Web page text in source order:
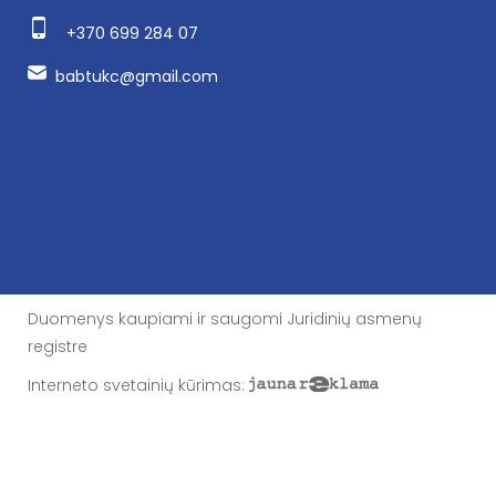
+370 699 284 07
babtukc@gmail.com
Duomenys kaupiami ir saugomi Juridinių asmenų
registre
Interneto svetainių kūrimas: